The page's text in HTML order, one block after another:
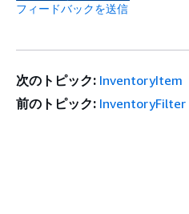
フィードバックを送信
次のトピック: InventoryItem
前のトピック: InventoryFilter